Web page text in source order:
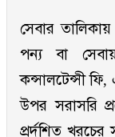
সেবার
পন্য বা
কন্সালটেন্সী ফি,
উপর সরাসরি
প্রর্দশিত